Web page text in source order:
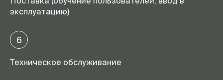
эксплуатацию)
6
Техническое обслуживание